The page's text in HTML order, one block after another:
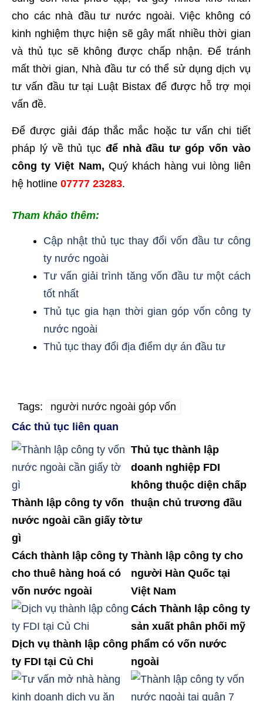
cho các nhà đầu tư nước ngoài. Việc không có
kinh nghiệm thực hiện sẽ gây mất nhiều thời gian
và thủ tục sẽ không được chấp nhận. Để tránh
mất thời gian, Nhà đầu tư có thể sử dụng dịch vụ
tư vấn đầu tư tại Luật Bistax để được hỗ trợ mọi
vấn đề.
Để được giải đáp thắc mắc hoặc tư vấn chi tiết
pháp lý về thủ tục để nhà đầu tư góp vốn vào
công ty Việt Nam, Quý khách hàng vui lòng liên
hệ hotline 07777 23283.
Tham khảo thêm:
Cập nhật thủ tục thay đổi vốn đầu tư công
ty nước ngoài
Tư vấn giải trình tăng vốn đầu tư một cách
tốt nhất
Thủ tục gia hạn thời gian góp vốn công ty
nước ngoài
Thủ tục thay đổi địa điểm dự án đầu tư
Tags:
người nước ngoài góp vốn
Các thủ tục liên quan
Thành lập công ty vốn
nước ngoài cần giấy tờ
gì
Thủ tục thành lập
doanh nghiệp FDI
không thuộc diện chấp
thuận chủ trương đầu
tư
Cách thành lập công ty
cho thuê hàng hoá có
vốn nước ngoài
Thành lập công ty cho
người Hàn Quốc tại
Việt Nam
Dịch vụ thành lập công
ty FDI tại Củ Chi
Cách Thành lập công ty
sản xuất phân phối mỹ
phẩm có vốn nước
ngoài